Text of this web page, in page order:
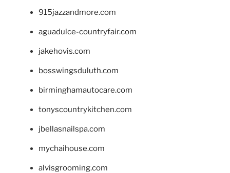
915jazzandmore.com
aguadulce-countryfair.com
jakehovis.com
bosswingsduluth.com
birminghamautocare.com
tonyscountrykitchen.com
jbellasnailspa.com
mychaihouse.com
alvisgrooming.com